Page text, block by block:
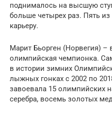
поднималось на высшую
больше четырех раз. Пять
карьеру.
Марит Бьорген (Норвегия) –
олимпийская чемпионка.
в истории зимних
лыжных гонках с 2002 по
завоевала 15 олимпийских
серебра, восемь золотых